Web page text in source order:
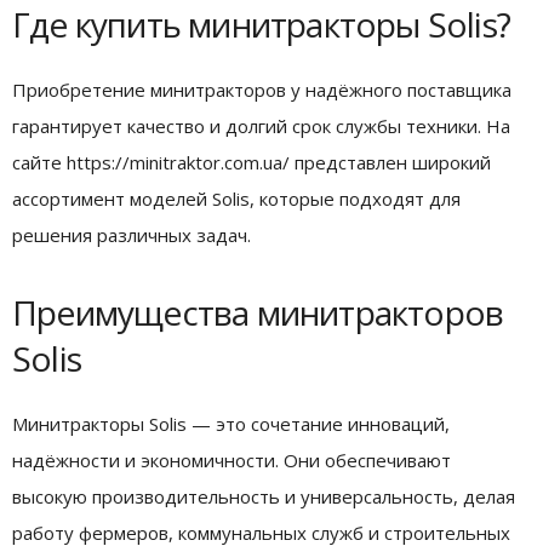
Где купить минитракторы Solis?
Приобретение минитракторов у надёжного поставщика
гарантирует качество и долгий срок службы техники. На
сайте https://minitraktor.com.ua/ представлен широкий
ассортимент моделей Solis, которые подходят для
решения различных задач.
Преимущества минитракторов
Solis
Минитракторы Solis — это сочетание инноваций,
надёжности и экономичности. Они обеспечивают
высокую производительность и универсальность, делая
работу фермеров, коммунальных служб и строительных